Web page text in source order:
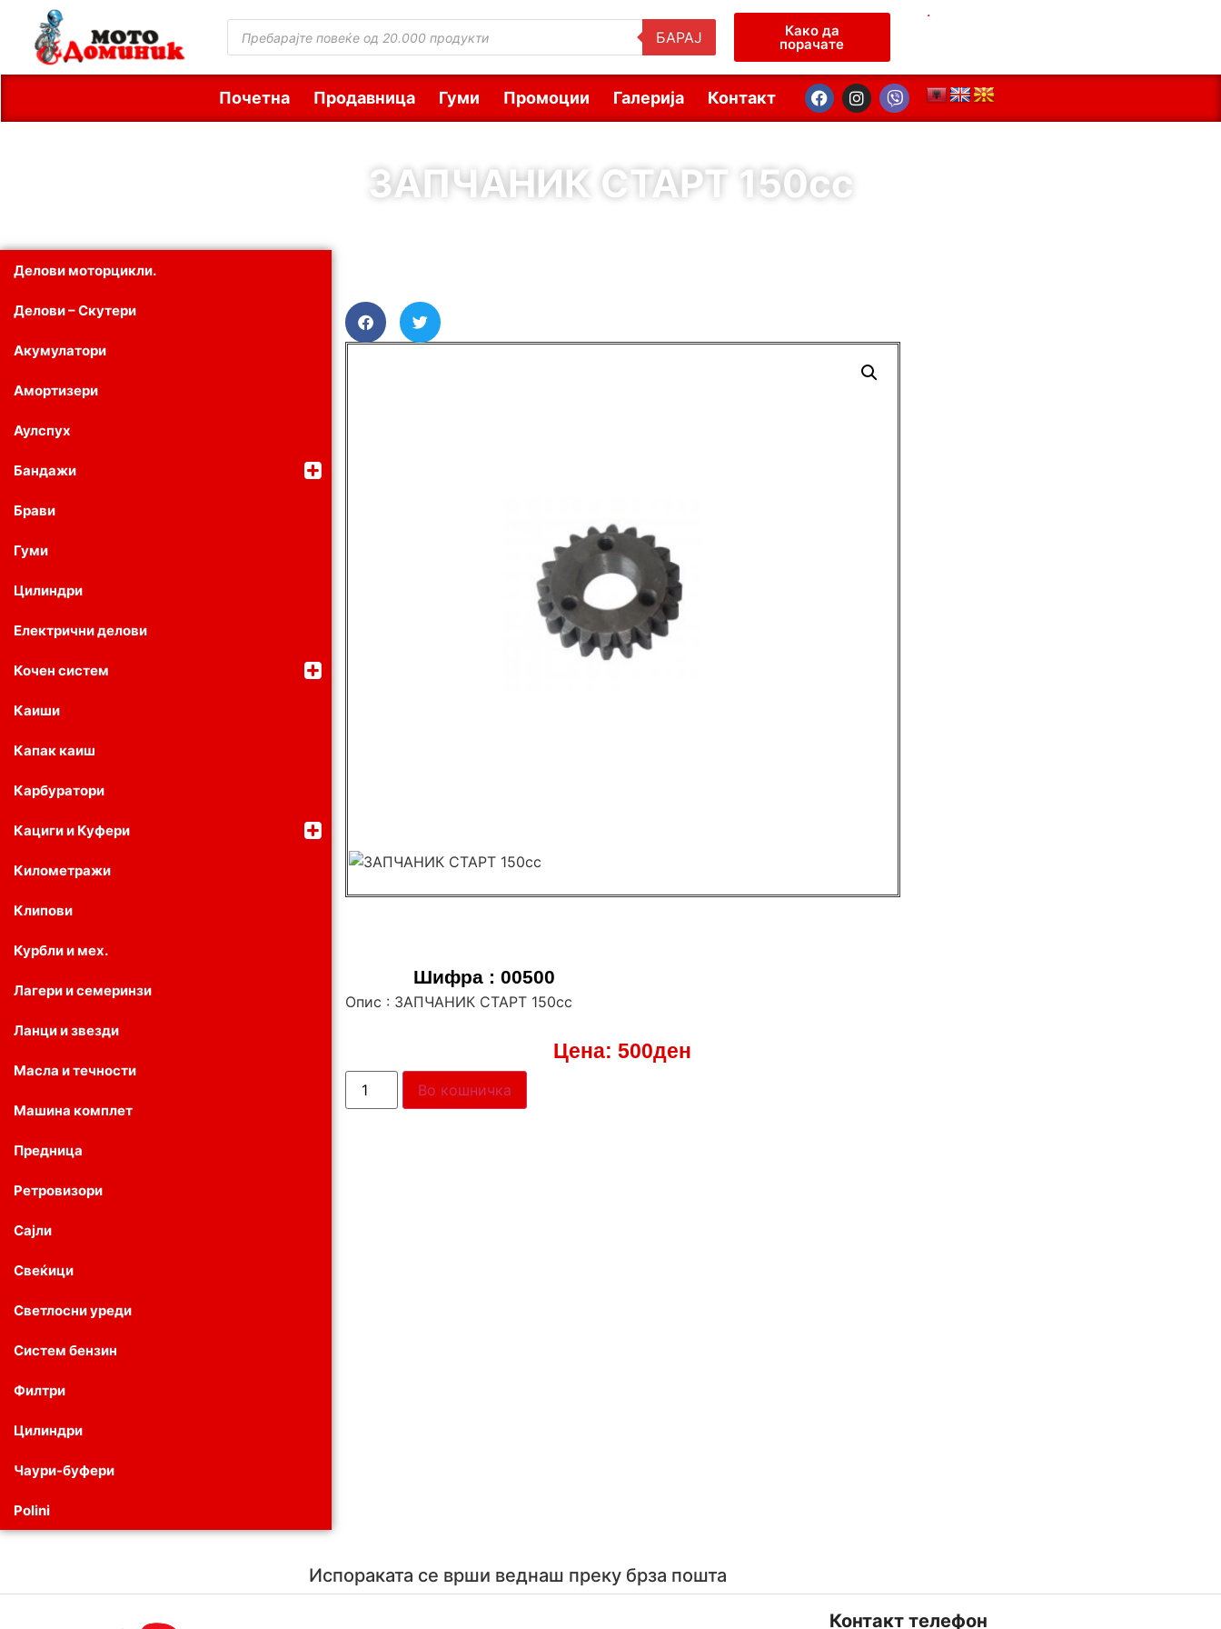
БАРАЈ Како да
порачате
.
Почетна Продавница Гуми Промоции Галерија Контакт
ЗАПЧАНИК СТАРТ 150сс
Делови моторцикли.
Делови – Скутери
Акумулатори
Амортизери
Аулспух
Бандажи
Брави
Гуми
Цилиндри
Електрични делови
Кочен систем
Каиши
Капак каиш
Карбуратори
Кациги и Куфери
Километражи
Клипови
Курбли и мех.
Лагери и семеринзи
Ланци и звезди
Масла и течности
Машина комплет
Предница
Ретровизори
Сајли
Свеќици
Светлосни уреди
Систем бензин
Филтри
Цилиндри
Чаури-буфери
Polini
Шифра : 00500
Опис : ЗАПЧАНИК СТАРТ 150сс
Цена:500ден
Во кошничка
Испораката се врши веднаш преку брза пошта
Контакт телефон